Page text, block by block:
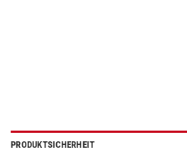
PRODUKTSICHERHEIT